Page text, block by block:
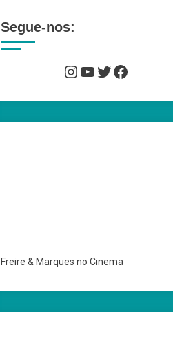
Segue-nos:
Instagram
YouTube
Twitter
Facebook
Freire & Marques no Cinema